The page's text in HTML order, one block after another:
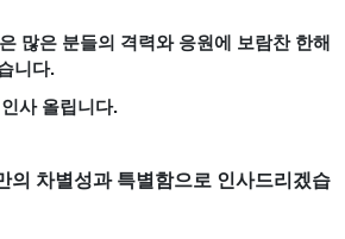
많은 분들의 격력와 응원에 보람찬 한해
니다.
사 올립니다.
의 차별성과 특별함으로 인사드리겠습